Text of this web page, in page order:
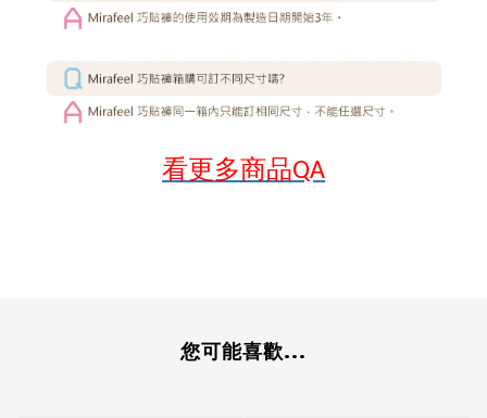
看更多商品QA
您可能喜歡...